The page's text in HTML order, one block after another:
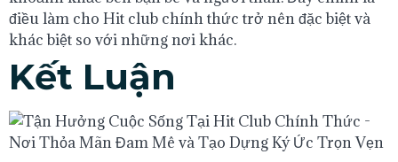
điều làm cho Hit club chính thức trở nên đặc biệt và
khác biệt so với những nơi khác.
Kết Luận